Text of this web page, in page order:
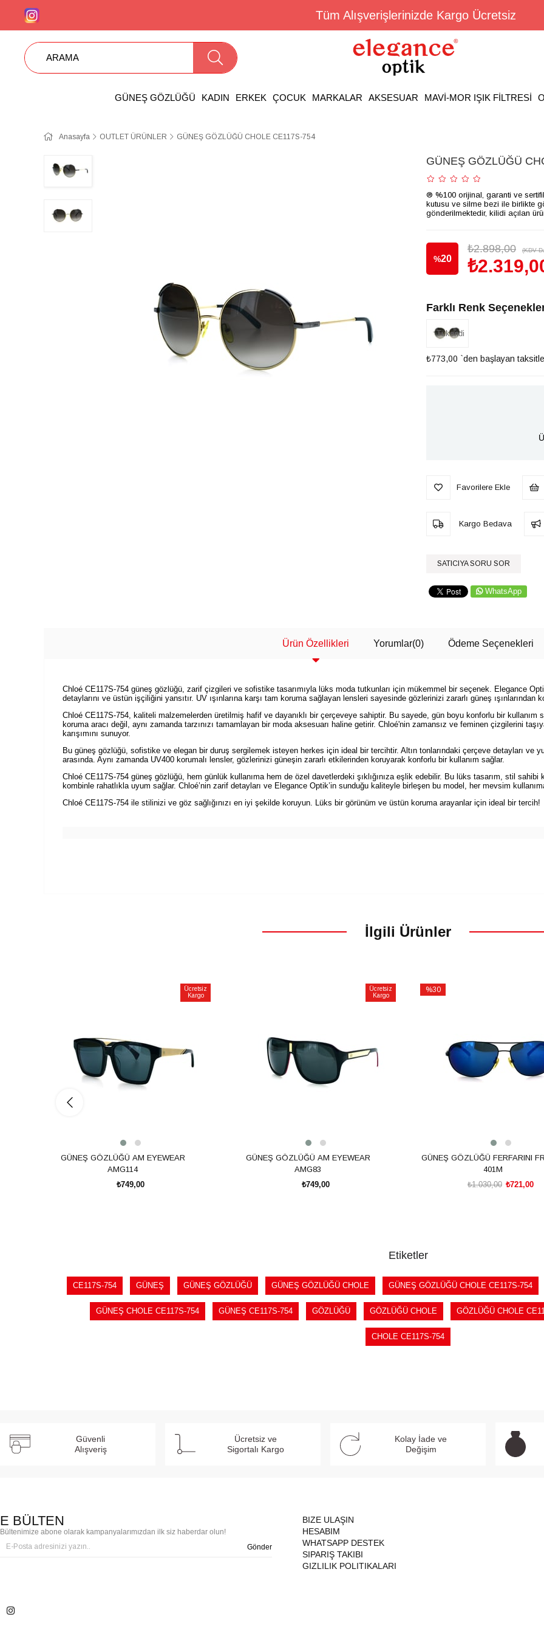
Tüm Alışverişlerinizde Kargo Ücretsiz
GÜNEŞ GÖZLÜĞÜ KADIN ERKEK ÇOCUK MARKALAR AKSESUAR MAVİ-MOR IŞIK FİLTRESİ
Anasayfa OUTLET ÜRÜNLER GÜNEŞ GÖZLÜĞÜ CHOLE CE117S-754
GÜNEŞ GÖZLÜĞÜ
® %100 orijinal, garanti ve
kutusu ve silme bezi ile birlikte
gönderilmektedir, kilidi açılan
%20
₺2.898,00 (KDV
Farklı Renk
Tükendi
₺773,00 `den başlayan
Favorilere Ekle
Kargo Bedava
SATICIYA SORU SOR
WhatsApp
Ürün Özellikleri Yorumlar(0) Ödeme Seçenekleri
Chloé CE117S-754 güneş gözlüğü, zarif çizgileri ve sofistike tasarımıyla lüks moda tutkunları için mükemmel bir seçenek. Elegance
detaylarını ve üstün işçiliğini yansıtır. UV ışınlarına karşı tam koruma sağlayan lensleri sayesinde gözlerinizi zararlı güneş ışınlarından
Chloé CE117S-754, kaliteli malzemelerden üretilmiş hafif ve dayanıklı bir çerçeveye sahiptir. Bu sayede, gün boyu konforlu bir kullanım
koruma aracı değil, aynı zamanda tarzınızı tamamlayan bir moda aksesuarı haline getirir. Chloé'nin zamansız ve feminen çizgilerini
karışımını sunuyor.
Bu güneş gözlüğü, sofistike ve elegan bir duruş sergilemek isteyen herkes için ideal bir tercihtir. Altın tonlarındaki çerçeve detayları ve
arasında. Aynı zamanda UV400 korumalı lensler, gözlerinizi güneşin zararlı etkilerinden koruyarak konforlu bir kullanım sağlar.
Chloé CE117S-754 güneş gözlüğü, hem günlük kullanıma hem de özel davetlerdeki şıklığınıza eşlik edebilir. Bu lüks tasarım, stil
kombinle rahatlıkla uyum sağlar. Chloé’nin zarif detayları ve Elegance Optik’in sunduğu kaliteyle birleşen bu model, her mevsim
Chloé CE117S-754 ile stilinizi ve göz sağlığınızı en iyi şekilde koruyun. Lüks bir görünüm ve üstün koruma arayanlar için ideal bir tercih!
İlgili Ürünler
Ücretsiz
Kargo
GÜNEŞ GÖZLÜĞÜ AM EYEWEAR
AMG114
₺749,00
Ücretsiz
Kargo
GÜNEŞ GÖZLÜĞÜ AM EYEWEAR
AMG83
₺749,00
%30
GÜNEŞ GÖZLÜĞÜ FERFARINI
401M
₺721,00
₺1.030,00
Etiketler
CE117S-754 GÜNEŞ GÜNEŞ GÖZLÜĞÜ GÜNEŞ GÖZLÜĞÜ CHOLE GÜNEŞ GÖZLÜĞÜ CHOLE CE117S-754
GÜNEŞ CHOLE CE117S-754 GÜNEŞ CE117S-754 GÖZLÜĞÜ GÖZLÜĞÜ CHOLE GÖZLÜĞÜ CHOLE
CHOLE CE117S-754
Güvenli
Alışveriş
Ücretsiz ve
Sigortalı Kargo
Kolay İade ve
Değişim
E BÜLTEN
Bültenimize abone olarak kampanyalarımızdan ilk siz haberdar olun!
Gönder
BIZE ULAŞIN
HESABIM
WHATSAPP DESTEK
SIPARIŞ TAKIBI
GIZLILIK POLITIKALARI